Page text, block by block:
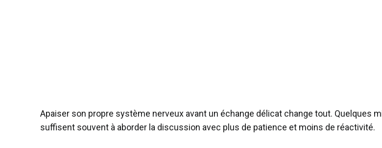
Apaiser son propre système nerveux avant un échange délicat change tout. Quelques
suffisent souvent à aborder la discussion avec plus de patience et moins de réactivité.